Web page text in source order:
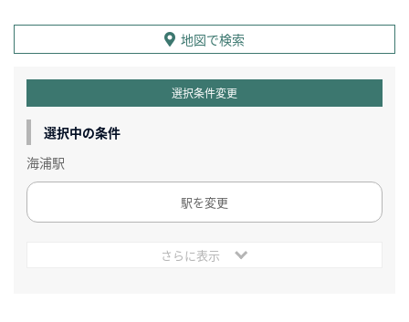
地図で検索
選択条件変更
選択中の条件
海浦駅
駅を変更
さらに表示